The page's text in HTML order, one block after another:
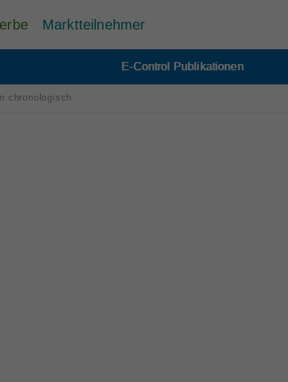
Marktteilnehmer
E-Control Publikationen
chronologisch